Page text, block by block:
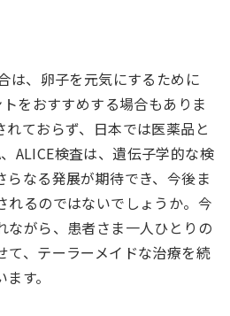
は、卵子を元気にするために
をおすすめする場合もありま
れておらず、日本では医薬品と
ALICE検査は、遺伝子学的な検
らなる発展が期待でき、今後ま
れるのではないでしょうか。今
ながら、患者さま一人ひとりの
て、テーラーメイドな治療を続
す。